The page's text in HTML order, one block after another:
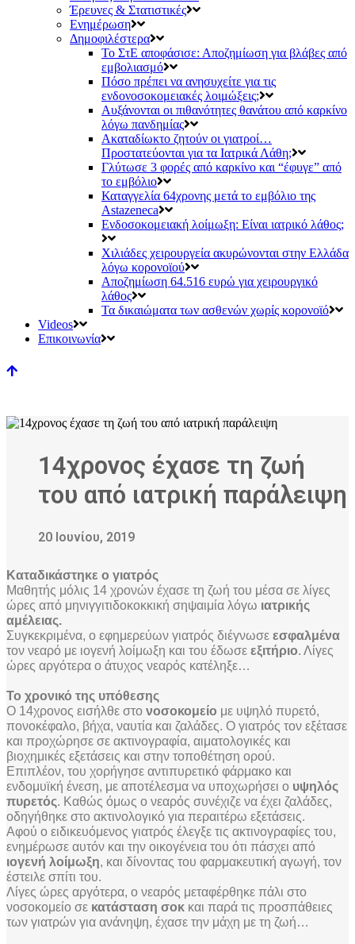
Έρευνες & Στατιστικές
Ενημέρωση
Δημοφιλέστερα
Το ΣτΕ αποφάσισε: Αποζημίωση για βλάβες από
εμβολιασμό
Πόσο πρέπει να ανησυχείτε για τις
ενδονοσοκομειακές λοιμώξεις;
Αυξάνονται οι πιθανότητες θανάτου από καρκίνο
λόγω πανδημίας
Ακαταδίωκτο ζητούν οι γιατροί…
Προστατεύονται για τα Ιατρικά Λάθη;
Γλύτωσε 3 φορές από καρκίνο και “έφυγε” από
το εμβόλιο
Καταγγελία 64χρονης μετά το εμβόλιο της
Astazeneca
Ενδοσοκομειακή λοίμωξη: Είναι ιατρικό λάθος;
Χιλιάδες χειρουργεία ακυρώνονται στην Ελλάδα
λόγω κορονοϊού
Αποζημίωση 64.516 ευρώ για χειρουργικό
λάθος
Τα δικαιώματα των ασθενών χωρίς κορονοϊό
Videos
Επικοινωνία
14χρονος έχασε τη ζωή
του από ιατρική παράλειψη
20 Ιουνίου, 2019
Καταδικάστηκε ο γιατρός
Μαθητής μόλις 14 χρονών έχασε τη ζωή του μέσα σε λίγες
ώρες από μηνιγγιτιδοκοκκική σηψαιμία λόγω ιατρικής
αμέλειας.
Συγκεκριμένα, ο εφημερεύων γιατρός διέγνωσε εσφαλμένα
τον νεαρό με ιογενή λοίμωξη και του έδωσε εξιτήριο. Λίγες
ώρες αργότερα ο άτυχος νεαρός κατέληξε…
Το χρονικό της υπόθεσης
Ο 14χρονος εισήλθε στο νοσοκομείο με υψηλό πυρετό,
πονοκέφαλο, βήχα, ναυτία και ζαλάδες. Ο γιατρός τον εξέτασε
και προχώρησε σε ακτινογραφία, αιματολογικές και
βιοχημικές εξετάσεις και στην τοποθέτηση ορού.
Επιπλέον, του χορήγησε αντιπυρετικό φάρμακο και
ενδομυϊκή ένεση, με αποτέλεσμα να υποχωρήσει ο υψηλός
πυρετός. Καθώς όμως ο νεαρός συνέχιζε να έχει ζαλάδες,
οδηγήθηκε στο ακτινολογικό για περαιτέρω εξετάσεις.
Αφού ο ειδικευόμενος γιατρός έλεγξε τις ακτινογραφίες του,
ενημέρωσε αυτόν και την οικογένεια του ότι πάσχει από
ιογενή λοίμωξη, και δίνοντας του φαρμακευτική αγωγή, τον
έστειλε σπίτι του.
Λίγες ώρες αργότερα, ο νεαρός μεταφέρθηκε πάλι στο
νοσοκομείο σε κατάσταση σοκ και παρά τις προσπάθειες
των γιατρών για ανάνηψη, έχασε την μάχη με τη ζωή…